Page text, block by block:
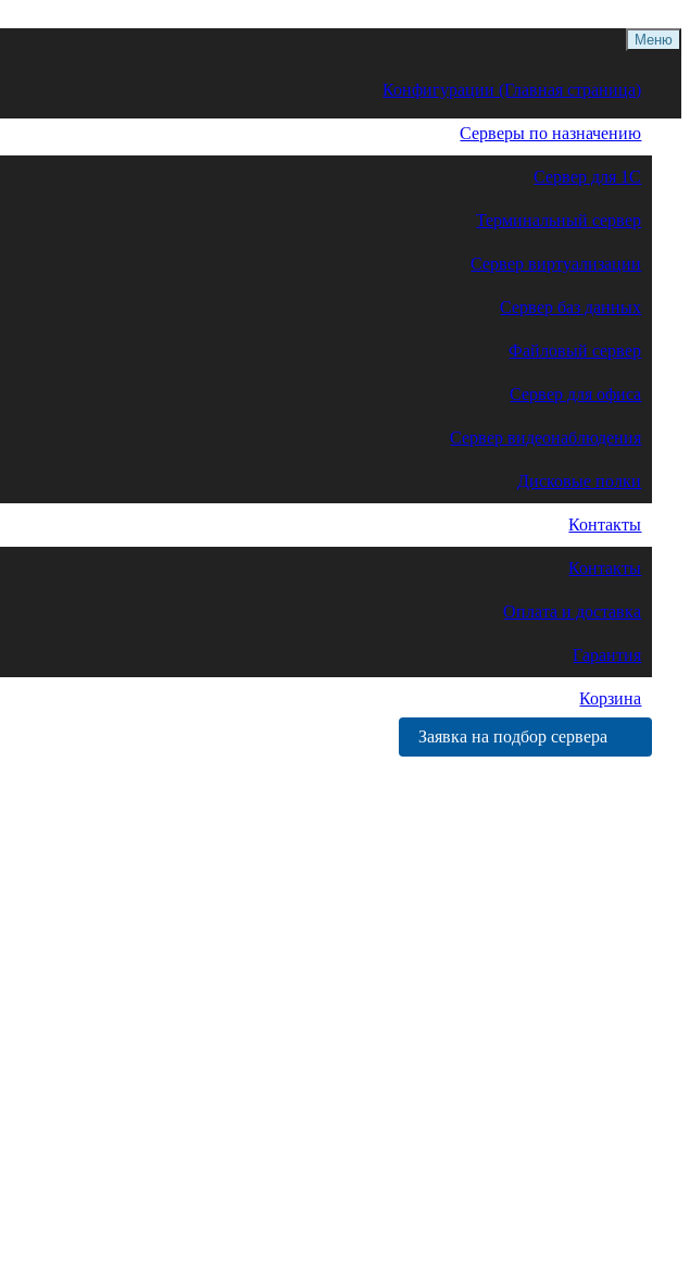
Меню
Конфигурации (Главная страница)
Серверы по назначению
Сервер для 1С
Терминальный сервер
Сервер виртуализации
Сервер баз данных
Файловый сервер
Сервер для офиса
Сервер видеонаблюдения
Дисковые полки
Контакты
Контакты
Оплата и доставка
Гарантия
Корзина
Заявка на подбор сервера